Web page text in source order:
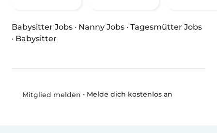
Babysitter Jobs · Nanny Jobs · Tagesmütter Jobs
· Babysitter
Mitglied melden • Melde dich kostenlos an